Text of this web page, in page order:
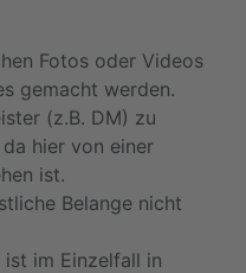
Fotos oder Videos
gemacht werden.
(z.B. DM) zu
hier von einer
ist.
Belange nicht
ist im Einzelfall in